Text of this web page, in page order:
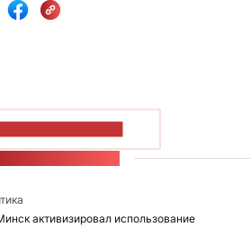
активизировал использование